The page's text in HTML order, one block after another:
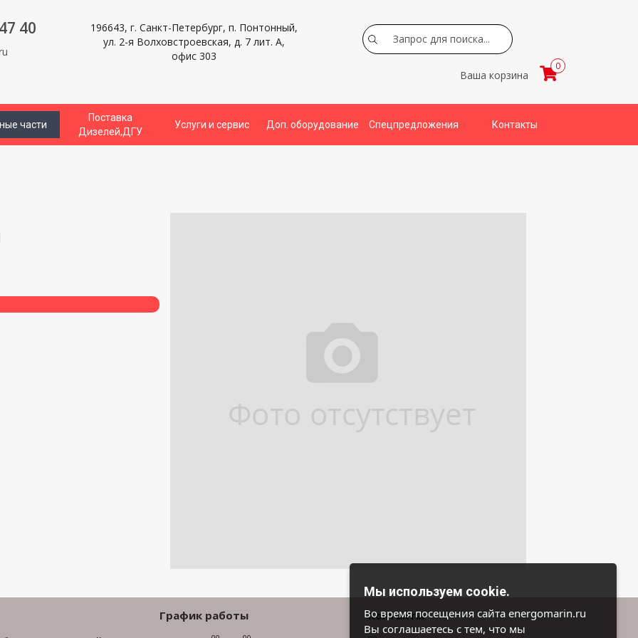
40
196643, г. Санкт-Петербург, п. Понтонный,
ул. 2-я Волховстроевская, д. 7 лит. А,
офис 303
Search
Ваша корзина
0
части
Поставка
Дизелей,ДГУ
Услуги и сервис Доп. оборудование Спецпредложения Контакты
График работы
Контакты
Мы используем cookie.
Во время посещения сайта energomarin.ru
Вы соглашаетесь с тем, что мы